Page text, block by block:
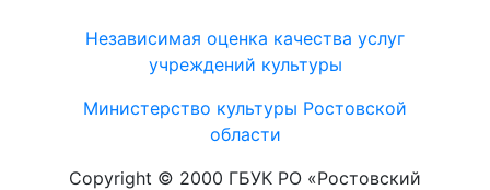
Независимая оценка качества услуг
учреждений культуры
Министерство культуры Ростовской
области
Copyright © 2000 ГБУК РО «Ростовский